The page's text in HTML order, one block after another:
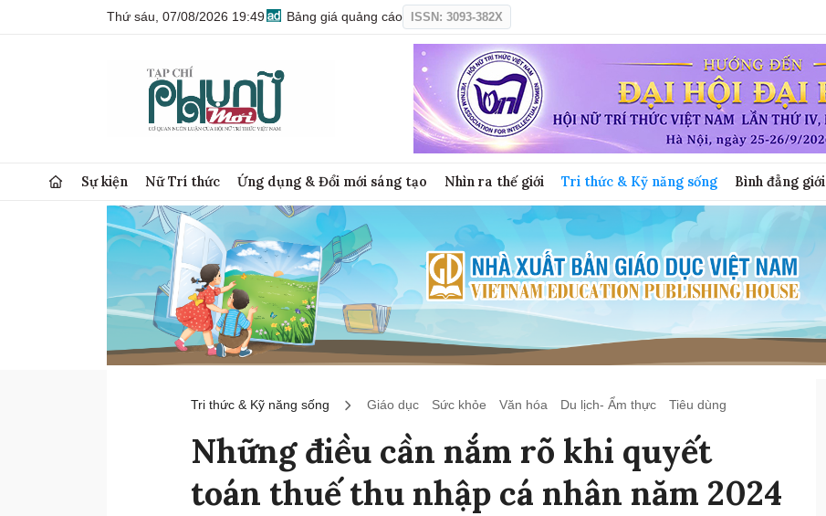
Thứ sáu, 07/08/2026 19:49 Bảng giá quảng cáo ISSN: 3093-382X
Sự kiện Nữ Trí thức Ứng dụng & Đổi mới sáng tạo Nhìn ra thế giới Tri thức & Kỹ năng sống Bình đẳng giới
Tri thức & Kỹ năng sống Giáo dục Sức khỏe Văn hóa Du lịch- Ẩm thực Tiêu dùng
Những điều cần nắm rõ khi quyết
toán thuế thu nhập cá nhân năm 2024